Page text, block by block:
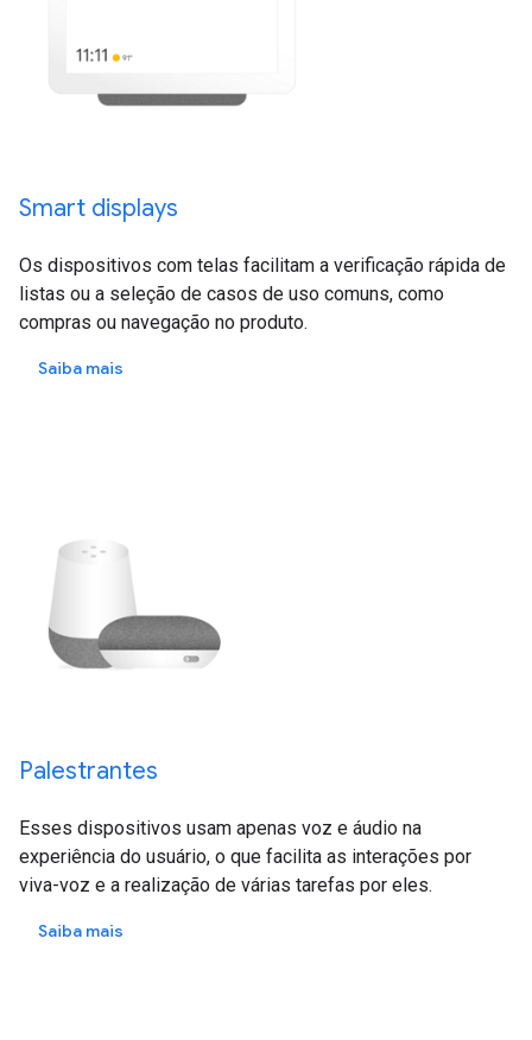
Smart displays
Os dispositivos com telas facilitam a verificação rápida de
listas ou a seleção de casos de uso comuns, como
compras ou navegação no produto.
Saiba mais
Palestrantes
Esses dispositivos usam apenas voz e áudio na
experiência do usuário, o que facilita as interações por
viva-voz e a realização de várias tarefas por eles.
Saiba mais